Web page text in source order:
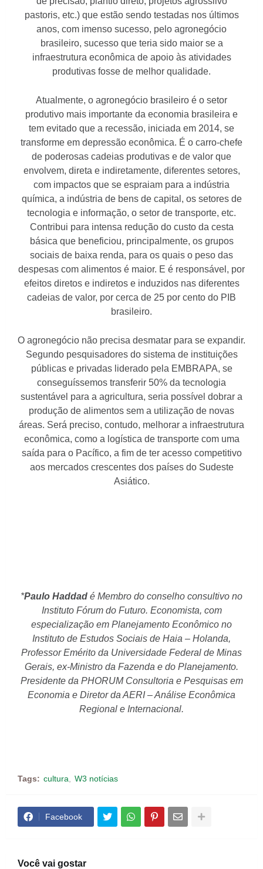
pastoris, etc.) que estão sendo testadas nos últimos
anos, com imenso sucesso, pelo agronegócio
brasileiro, sucesso que teria sido maior se a
infraestrutura econômica de apoio às atividades
produtivas fosse de melhor qualidade.
Atualmente, o agronegócio brasileiro é o setor
produtivo mais importante da economia brasileira e
tem evitado que a recessão, iniciada em 2014, se
transforme em depressão econômica. É o carro-chefe
de poderosas cadeias produtivas e de valor que
envolvem, direta e indiretamente, diferentes setores,
com impactos que se espraiam para a indústria
química, a indústria de bens de capital, os setores de
tecnologia e informação, o setor de transporte, etc.
Contribui para intensa redução do custo da cesta
básica que beneficiou, principalmente, os grupos
sociais de baixa renda, para os quais o peso das
despesas com alimentos é maior. E é responsável, por
efeitos diretos e indiretos e induzidos nas diferentes
cadeias de valor, por cerca de 25 por cento do PIB
brasileiro.
O agronegócio não precisa desmatar para se expandir.
Segundo pesquisadores do sistema de instituições
públicas e privadas liderado pela EMBRAPA, se
conseguíssemos transferir 50% da tecnologia
sustentável para a agricultura, seria possível dobrar a
produção de alimentos sem a utilização de novas
áreas. Será preciso, contudo, melhorar a infraestrutura
econômica, como a logística de transporte com uma
saída para o Pacífico, a fim de ter acesso competitivo
aos mercados crescentes dos países do Sudeste
Asiático.
*Paulo Haddad é Membro do conselho consultivo no
Instituto Fórum do Futuro. Economista, com
especialização em Planejamento Econômico no
Instituto de Estudos Sociais de Haia – Holanda,
Professor Emérito da Universidade Federal de Minas
Gerais, ex-Ministro da Fazenda e do Planejamento.
Presidente da PHORUM Consultoria e Pesquisas em
Economia e Diretor da AERI – Análise Econômica
Regional e Internacional.
Tags: cultura W3 notícias
Facebook
Você vai gostar